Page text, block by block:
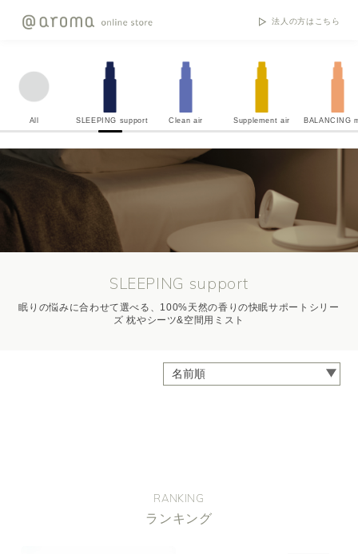
法人の方はこちら
All SLEEPING support Clean air Supplement air BALANCING
SLEEPING support
眠りの悩みに合わせて選べる、100%天然の香りの快眠サポートシリー
ズ 枕やシーツ&空間用ミスト
RANKING
ランキング